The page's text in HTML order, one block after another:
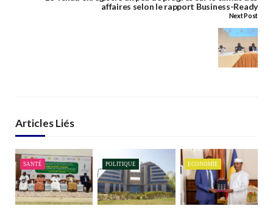
affaires selon le rapport Business-Ready
Next Post
Articles Liés
SANTÉ POLITIQUE ECONOMIE